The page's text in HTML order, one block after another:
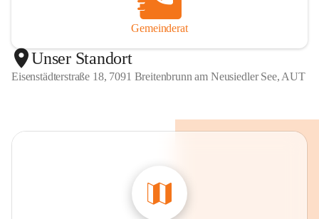
Gemeinderat
Unser Standort
Eisenstädterstraße 18, 7091 Breitenbrunn am Neusiedler See, AUT